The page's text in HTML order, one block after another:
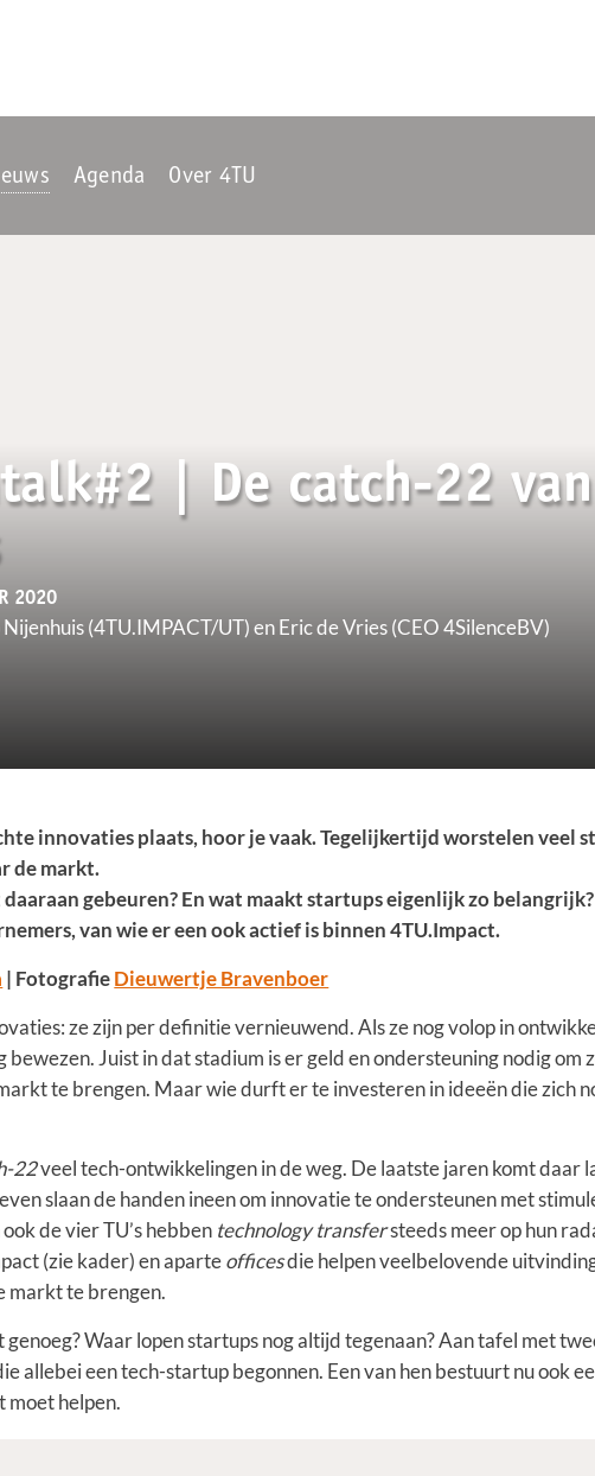
Agenda Over 4TU
| De catch-22
2020
(4TU.IMPACT/UT) en Eric de Vries (CEO 4SilenceBV)
innovaties plaats, hoor je vaak. Tegelijkertijd worstelen veel
de markt.
gebeuren? En wat maakt startups eigenlijk zo
van wie er een ook actief is binnen 4TU.Impact.
| FotografieDieuwertje Bravenboer
ze zijn per definitie vernieuwend. Als ze nog volop in
bewezen. Juist in dat stadium is er geld en ondersteuning nodig om
te brengen. Maar wie durft er te investeren in ideeën die zich
22veel tech-ontwikkelingen in de weg. De laatste jaren komt daar
slaan de handen ineen om innovatie te ondersteunen met
de vier TU’s hebben technology transfersteeds meer op hun
(zie kader) en aparteofficesdie helpen veelbelovende
markt te brengen.
Waar lopen startups nog altijd tegenaan? Aan tafel met
allebei een tech-startup begonnen. Een van hen bestuurt nu ook
moet helpen.